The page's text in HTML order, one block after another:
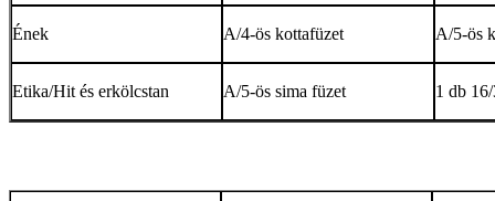
Ének A/4-ös kottafüzet A/5-ös
Etika/Hit és erkölcstan A/5-ös sima füzet 1 db